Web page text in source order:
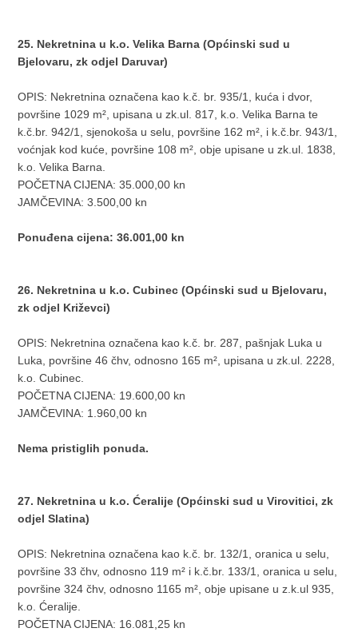
25. Nekretnina u k.o. Velika Barna (Općinski sud u
Bjelovaru, zk odjel Daruvar)
OPIS: Nekretnina označena kao k.č. br. 935/1, kuća i dvor,
površine 1029 m², upisana u zk.ul. 817, k.o. Velika Barna te
k.č.br. 942/1, sjenokoša u selu, površine 162 m², i k.č.br. 943/1,
voćnjak kod kuće, površine 108 m², obje upisane u zk.ul. 1838,
k.o. Velika Barna.
POČETNA CIJENA: 35.000,00 kn
JAMČEVINA: 3.500,00 kn
Ponuđena cijena: 36.001,00 kn
26. Nekretnina u k.o. Cubinec (Općinski sud u Bjelovaru,
zk odjel Križevci)
OPIS: Nekretnina označena kao k.č. br. 287, pašnjak Luka u
Luka, površine 46 čhv, odnosno 165 m², upisana u zk.ul. 2228,
k.o. Cubinec.
POČETNA CIJENA: 19.600,00 kn
JAMČEVINA: 1.960,00 kn
Nema pristiglih ponuda.
27. Nekretnina u k.o. Ćeralije (Općinski sud u Virovitici, zk
odjel Slatina)
OPIS: Nekretnina označena kao k.č. br. 132/1, oranica u selu,
površine 33 čhv, odnosno 119 m² i k.č.br. 133/1, oranica u selu,
površine 324 čhv, odnosno 1165 m², obje upisane u z.k.ul 935,
k.o. Ćeralije.
POČETNA CIJENA: 16.081,25 kn